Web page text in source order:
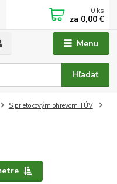
Menu
Hľadať
0 ks
za 0,00 €
S prietokovým ohrevom TÚV